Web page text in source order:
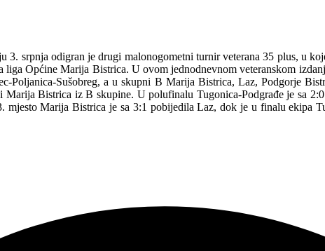
srpnja odigran je drugi malonogometni turnir veterana 35 plus, u
Općine Marija Bistrica. U ovom jednodnevnom veteranskom
Poljanica-Sušobreg, a u skupni B Marija Bistrica, Laz, Podgorje
Bistrica iz B skupine. U polufinalu Tugonica-Podgrađe je sa
Marija Bistrica je sa 3:1 pobijedila Laz, dok je u finalu ekipa